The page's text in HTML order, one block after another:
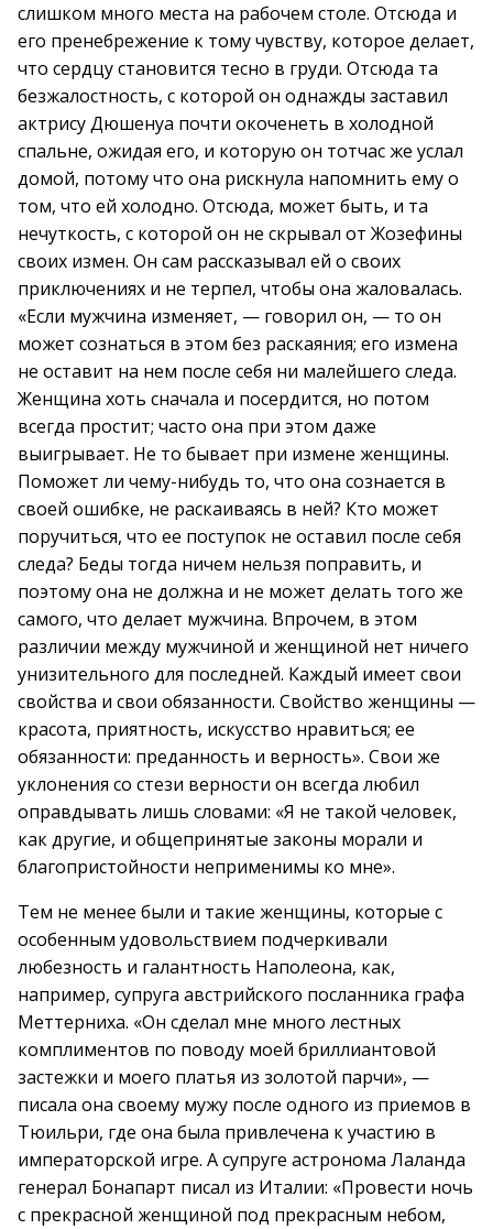
слишком много места на рабочем столе. Отсюда и
его пренебрежение к тому чувству, которое делает,
что сердцу становится тесно в груди. Отсюда та
безжалостность, с которой он однажды заставил
актрису Дюшенуа почти окоченеть в холодной
спальне, ожидая его, и которую он тотчас же услал
домой, потому что она рискнула напомнить ему о
том, что ей холодно. Отсюда, может быть, и та
нечуткость, с которой он не скрывал от Жозефины
своих измен. Он сам рассказывал ей о своих
приключениях и не терпел, чтобы она жаловалась.
«Если мужчина изменяет, — говорил он, — то он
может сознаться в этом без раскаяния; его измена
не оставит на нем после себя ни малейшего следа.
Женщина хоть сначала и посердится, но потом
всегда простит; часто она при этом даже
выигрывает. Не то бывает при измене женщины.
Поможет ли чему-нибудь то, что она сознается в
своей ошибке, не раскаиваясь в ней? Кто может
поручиться, что ее поступок не оставил после себя
следа? Беды тогда ничем нельзя поправить, и
поэтому она не должна и не может делать того же
самого, что делает мужчина. Впрочем, в этом
различии между мужчиной и женщиной нет ничего
унизительного для последней. Каждый имеет свои
свойства и свои обязанности. Свойство женщины —
красота, приятность, искусство нравиться; ее
обязанности: преданность и верность». Свои же
уклонения со стези верности он всегда любил
оправдывать лишь словами: «Я не такой человек,
как другие, и общепринятые законы морали и
благопристойности неприменимы ко мне».
Тем не менее были и такие женщины, которые с
особенным удовольствием подчеркивали
любезность и галантность Наполеона, как,
например, супруга австрийского посланника графа
Меттерниха. «Он сделал мне много лестных
комплиментов по поводу моей бриллиантовой
застежки и моего платья из золотой парчи», —
писала она своему мужу после одного из приемов в
Тюильри, где она была привлечена к участию в
императорской игре. А супруге астронома Лаланда
генерал Бонапарт писал из Италии: «Провести ночь
с прекрасной женщиной под прекрасным небом,